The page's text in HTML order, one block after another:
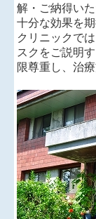
解・ご納得い
十分な効果を
クリニックで
スクをご説明
限尊重し、治